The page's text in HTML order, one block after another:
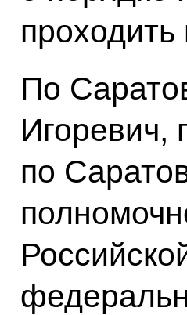
По
Игоревич,
по